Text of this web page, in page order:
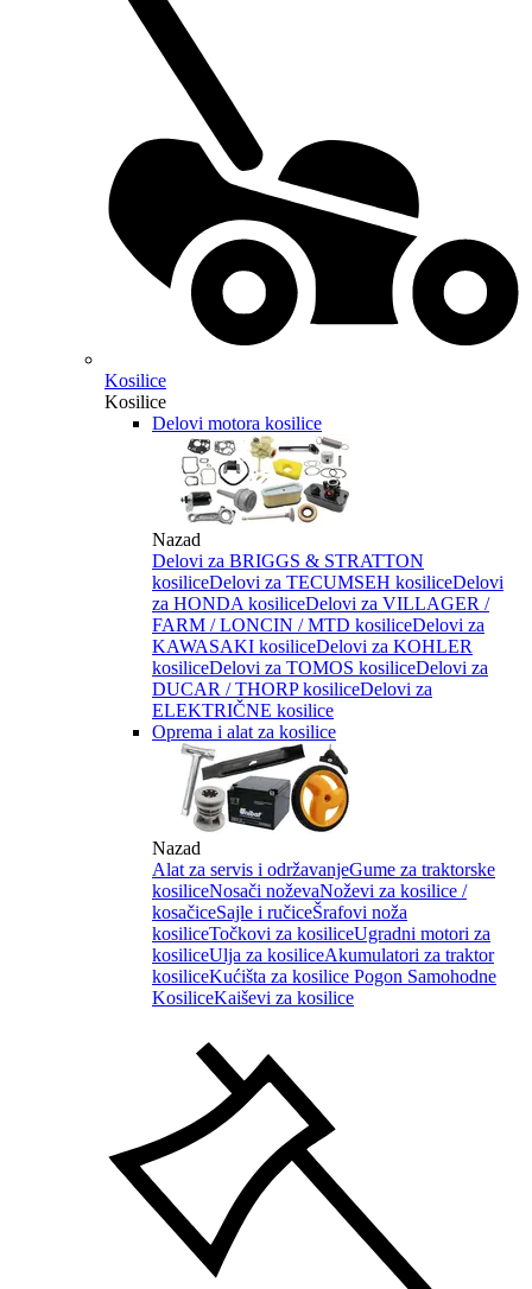
Kosilice
Kosilice
Delovi motora kosilice
Nazad
Delovi za BRIGGS & STRATTON
kosiliceDelovi za TECUMSEH kosiliceDelovi
za HONDA kosiliceDelovi za VILLAGER /
FARM / LONCIN / MTD kosiliceDelovi za
KAWASAKI kosiliceDelovi za KOHLER
kosiliceDelovi za TOMOS kosiliceDelovi za
DUCAR / THORP kosiliceDelovi za
ELEKTRIČNE kosilice
Oprema i alat za kosilice
Nazad
Alat za servis i održavanjeGume za traktorske
kosiliceNosači noževaNoževi za kosilice /
kosačiceSajle i ručiceŠrafovi noža
kosiliceTočkovi za kosiliceUgradni motori za
kosiliceUlja za kosiliceAkumulatori za traktor
kosiliceKućišta za kosilice Pogon Samohodne
KosiliceKaiševi za kosilice